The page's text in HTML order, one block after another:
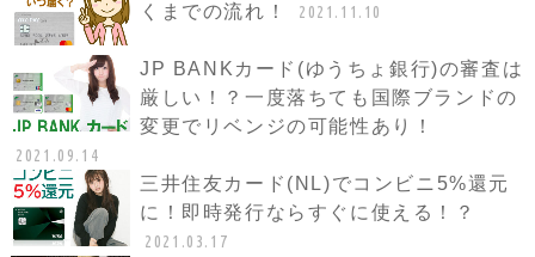
くまでの流れ！
2021.11.10
JP BANKカード(ゆうちょ銀行)の審査は
厳しい！？一度落ちても国際ブランドの
変更でリベンジの可能性あり！
2021.09.14
三井住友カード(NL)でコンビニ5%還元
に！即時発行ならすぐに使える！？
2021.03.17